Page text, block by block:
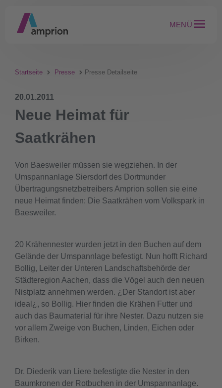
MENÜ
Startseite Presse Presse Detailseite
20.01.2011
Neue Heimat für
Saatkrähen
Von Baesweiler müssen sie wegziehen. In der
Umspannanlage Siersdorf des Dortmunder
Übertragungsnetzbetreibers Amprion sollen sie eine
neue Heimat finden: Die Saatkrähen vom Volkspark in
Baesweiler.
20 Krähennester wurden jetzt in den Buchen auf dem
Gelände der Umspannlage befestigt. Nun hofft Richard
Bollig, Leiter der Unteren Landschaftsbehörde der
Städteregion Aachen, dass die Vögel auch den neuen
Nistplatz annehmen werden. ¿Der Standort ist aber
ideal¿, so Bollig. Hier finden die Krähen Futter und
auch das Baumaterial für ihre Nester. Dazu nutzen sie
vor allem Zweige von Buchen, Linden, Eichen oder
Birken.
Dr. Diederik van Liere befestigte die Nester in den
Baumkronen der Rotbuchen in der Umspannanlage.